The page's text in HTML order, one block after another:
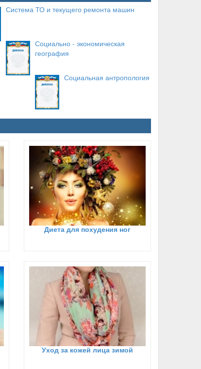
Система ТО и текущего ремонта машин
Социально - экономическая
география
Социальная антропология
Диета для похудения ног
Уход за кожей лица зимой